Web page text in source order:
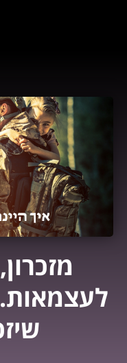
לעצמאות.